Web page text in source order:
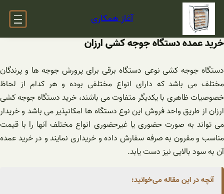
رفتن
محتوا
آغاز همکاری
خرید عمده دستگاه جوجه کشی ارزان
دستگاه جوجه ‌کشی نوعی دستگاه برقی برای پرورش جوجه‌ ها و پرندگان
مختلف می ‌باشد که دارای انواع مختلفی بوده و هر کدام از لحاظ
خصوصیات ظاهری با یکدیگر متفاوت می ‌باشند، خرید دستگاه جوجه کشی
ارزان از طریق واحد فروش این نوع دستگاه‌ ها امکانپذیر می ‌باشد و خریدار
می ‌تواند به ‌صورت حضوری یا غیرحضوری انواع مختلف آنها را با قیمت
مناسب و مقرون به صرفه سفارش داده و خریداری نمایند و در خرید عمده
آن به سود بالایی نیز دست یابد.
آنچه در این مقاله می‌خوانید: